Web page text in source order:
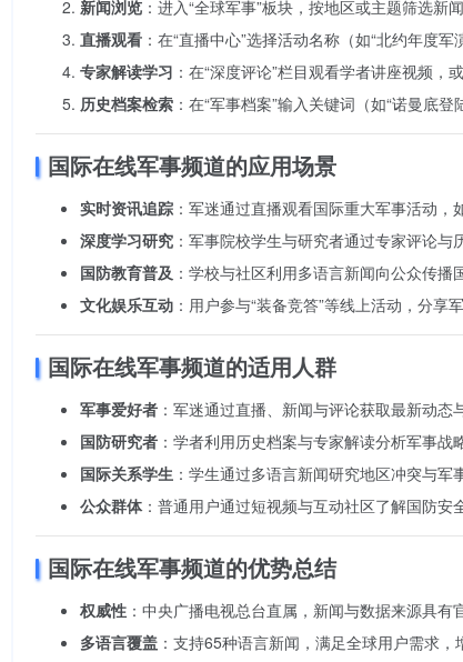
新闻浏览 ：进入“全球军事”板块，按地区或主题筛选新
直播观看 ：在“直播中心”选择活动名称（如“北约年度军
专家解读学习 ：在“深度评论”栏目观看学者讲座视频，
历史档案检索 ：在“军事档案”输入关键词（如“诺曼底登
国际在线军事频道的应用场景
实时资讯追踪 ：军迷通过直播观看国际重大军事活动，
深度学习研究 ：军事院校学生与研究者通过专家评论与
国防教育普及 ：学校与社区利用多语言新闻向公众传播
文化娱乐互动 ：用户参与“装备竞答”等线上活动，分享
国际在线军事频道的适用人群
军事爱好者 ：军迷通过直播、新闻与评论获取最新动态
国防研究者 ：学者利用历史档案与专家解读分析军事战
国际关系学生 ：学生通过多语言新闻研究地区冲突与军
公众群体：普通用户通过短视频与互动社区了解国防安
国际在线军事频道的优势总结
权威性 ：中央广播电视总台直属，新闻与数据来源具有
多语言覆盖 ：支持65种语言新闻，满足全球用户需求，